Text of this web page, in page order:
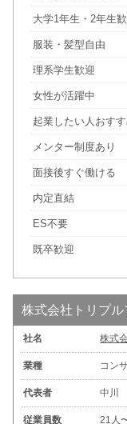
大学1年生・2年生
服装・髪型自由
理系学生歓迎
女性が活躍中
起業したい人おす
メンター制度あり
面接後すぐ働ける
内定直結
ES不要
既卒歓迎
株式会社トリプ
社名 株式
業種 コン
代表者 中川
従業員数 21人